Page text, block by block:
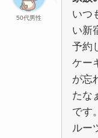
50代男性
いつ
い新
予約
ケー
が忘
たな
です
ルー